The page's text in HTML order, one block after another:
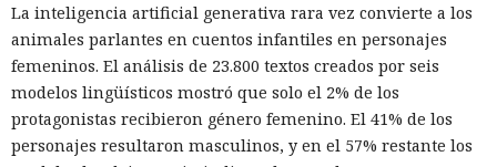
informático y telefónico, robo agravado de datos personales
y conspiración en un tribunal federal del estado de
Washington. Su sentencia se dictará el 27 de octubre; la
pena máxima es de hasta 32 años de prisión.
Muka y sus cómplices utilizaron credenciales robadas para
La inteligencia artificial generativa rara vez convierte a los
animales parlantes en cuentos infantiles en personajes
femeninos. El análisis de 23.800 textos creados por seis
modelos lingüísticos mostró que solo el 2% de los
protagonistas recibieron género femenino. El 41% de los
personajes resultaron masculinos, y en el 57% restante los